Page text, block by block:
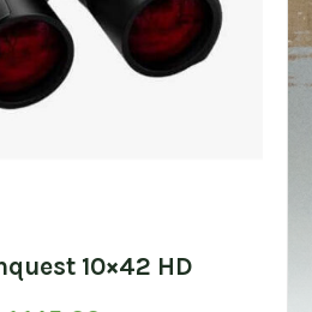
10×42 HD